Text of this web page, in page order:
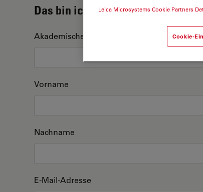
Das bin ich
Akademischer Grad
Vorname
Nachname
E-Mail-Adresse
Leica Microsystems Cookie Partners
Cookie-